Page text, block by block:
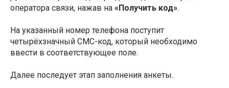
оператора связи, нажав на «Получить код».
На указанный номер телефона поступит
четырёхзначный СМС-код, который необходимо
ввести в соответствующее поле.
Далее последует этап заполнения анкеты.